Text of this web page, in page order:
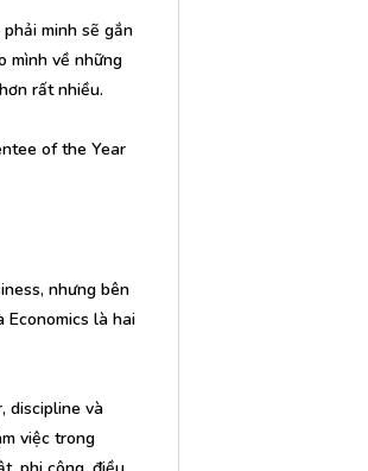
minh sẽ gắn
mình về những
rất nhiều.
of the Year
nhưng bên
Economics là hai
discipline và
việc trong